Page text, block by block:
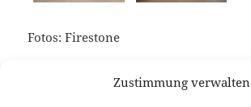
Zustimmung verwalten
Fotos: Firestone
Keine verwandten Posts gefunden.